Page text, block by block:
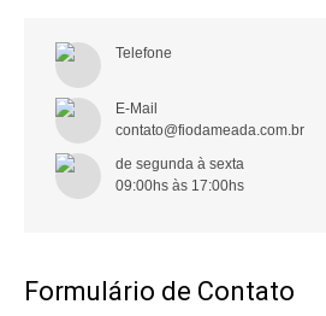
COMO COMPRAR
POLÍTICA DE FRETE GRÁTIS
SIMULAR FRETE
Telefone
E-Mail
contato@fiodameada.com.br
de segunda à sexta
09:00hs às 17:00hs
Formulário de Contato